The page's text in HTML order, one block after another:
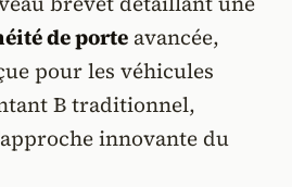
de porte avancée,
pour les véhicules
B traditionnel,
innovante du